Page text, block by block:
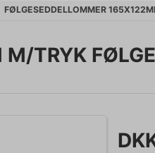
FØLGESEDDELLOMMER
TRYK